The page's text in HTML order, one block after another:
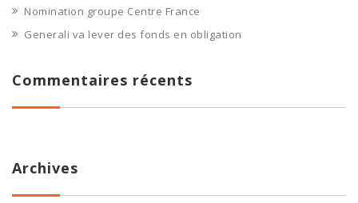
Nomination groupe Centre France
Generali va lever des fonds en obligation
Commentaires récents
Archives